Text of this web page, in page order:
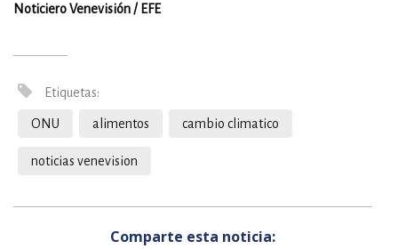
Noticiero Venevisión / EFE
Etiquetas:
ONU alimentos cambio climatico
noticias venevision
Comparte esta noticia: